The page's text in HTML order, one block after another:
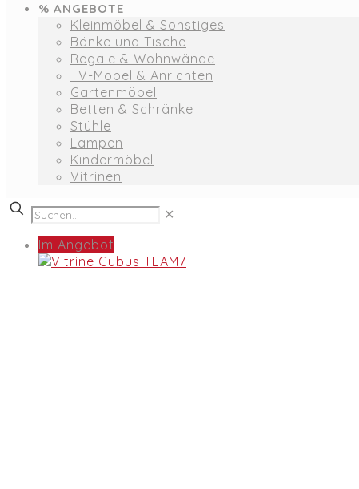
% ANGEBOTE
Kleinmöbel & Sonstiges
Bänke und Tische
Regale & Wohnwände
TV-Möbel & Anrichten
Gartenmöbel
Betten & Schränke
Stühle
Lampen
Kindermöbel
Vitrinen
✕
Im Angebot